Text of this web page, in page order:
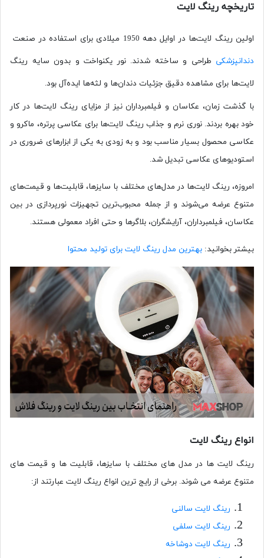
تاریخچه رینگ لایت
اولین رینگ لایت‌ها در اوایل دهه 1950 میلادی برای استفاده در صنعت
دندانپزشکی طراحی و ساخته شدند. نور یکنواخت و بدون سایه رینگ
لایت‌ها برای مشاهده دقیق جزئیات دندان‌ها و لثه‌ها ایده‌آل بود.
با گذشت زمان، عکاسان و فیلمبرداران نیز از مزایای رینگ لایت‌ها در کار
خود بهره بردند. نوری نرم و جذاب رینگ لایت‌ها برای عکاسی پرتره، ماکرو و
عکاسی محصول بسیار مناسب بود و به زودی به یکی از ابزارهای ضروری در
استودیوهای عکاسی تبدیل شد.
امروزه، رینگ لایت‌ها در مدل‌های مختلف با سایزها، قابلیت‌ها و قیمت‌های
متنوع عرضه می‌شوند و از جمله محبوب‌ترین تجهیزات نورپردازی در بین
عکاسان، فیلمبرداران، آرایشگران، بلاگرها و حتی افراد معمولی هستند.
بیشتر بخوانید: بهترین مدل رینگ لایت برای تولید محتوا
انواع رینگ لایت
رینگ لایت ها در مدل های مختلف با سایزها، قابلیت ها و قیمت های
متنوع عرضه می شوند. برخی از رایج ترین انواع رینگ لایت عبارتند از:
رینگ لایت سالنی
رینگ لایت سلفی
رینگ لایت دوشاخه